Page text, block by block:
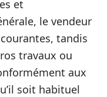
et
le vendeur
tandis
travaux ou
aux
soit habituel